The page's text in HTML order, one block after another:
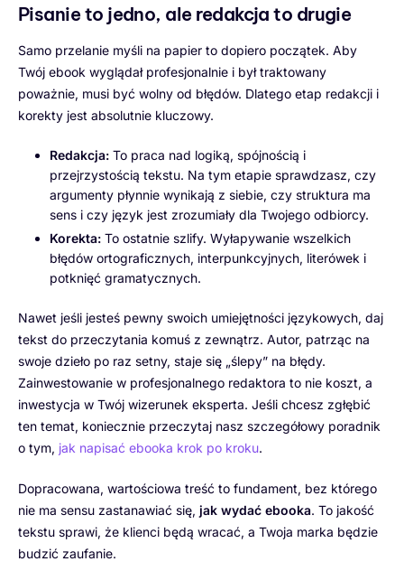
Pisanie to jedno, ale redakcja to drugie
Samo przelanie myśli na papier to dopiero początek. Aby
Twój ebook wyglądał profesjonalnie i był traktowany
poważnie, musi być wolny od błędów. Dlatego etap redakcji i
korekty jest absolutnie kluczowy.
Redakcja: To praca nad logiką, spójnością i
przejrzystością tekstu. Na tym etapie sprawdzasz, czy
argumenty płynnie wynikają z siebie, czy struktura ma
sens i czy język jest zrozumiały dla Twojego odbiorcy.
Korekta: To ostatnie szlify. Wyłapywanie wszelkich
błędów ortograficznych, interpunkcyjnych, literówek i
potknięć gramatycznych.
Nawet jeśli jesteś pewny swoich umiejętności językowych, daj
tekst do przeczytania komuś z zewnątrz. Autor, patrząc na
swoje dzieło po raz setny, staje się „ślepy” na błędy.
Zainwestowanie w profesjonalnego redaktora to nie koszt, a
inwestycja w Twój wizerunek eksperta. Jeśli chcesz zgłębić
ten temat, koniecznie przeczytaj nasz szczegółowy poradnik
o tym, jak napisać ebooka krok po kroku.
Dopracowana, wartościowa treść to fundament, bez którego
nie ma sensu zastanawiać się, jak wydać ebooka. To jakość
tekstu sprawi, że klienci będą wracać, a Twoja marka będzie
budzić zaufanie.